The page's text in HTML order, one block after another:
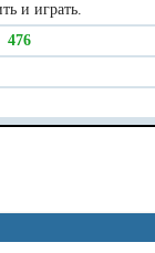
и играть.
476